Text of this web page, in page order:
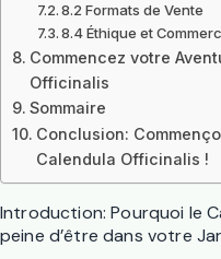
8.2 Formats de Vente
8.4 Éthique et
Commencez votre
Officinalis
Sommaire
Conclusion:
Calendula Officinalis !
Introduction: Pourquoi le
peine d’être dans votre